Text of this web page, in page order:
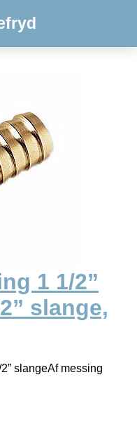
1 1/2”
slange,
slangeAf messing